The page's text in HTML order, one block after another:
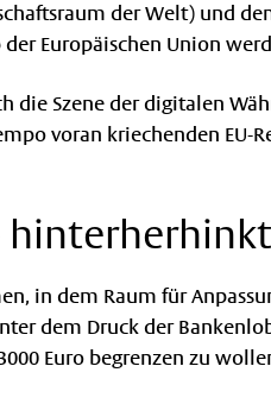
der Welt) und
Europäischen Union
die Szene der digitalen
voran kriechenden EU-
hinterherhinkt
in dem Raum für
dem Druck der
Euro begrenzen zu